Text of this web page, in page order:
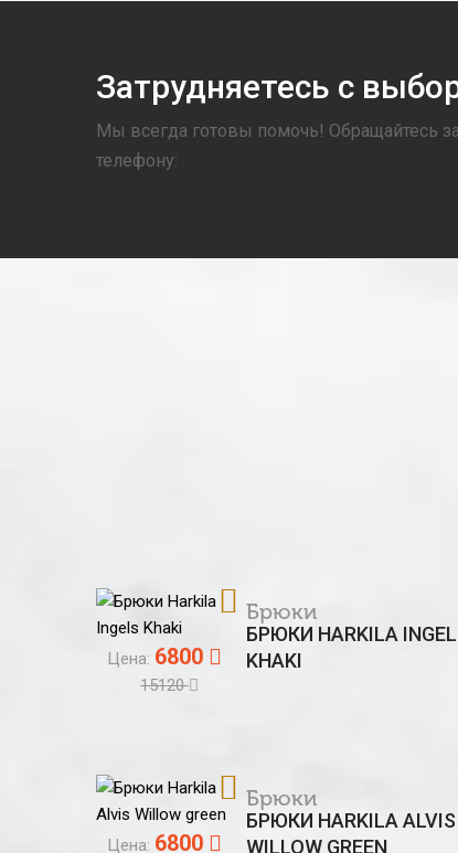
Затрудняетесь с
Мы всегда готовы помочь! Обращайтесь
телефону:
Цена: 6800
15120
Брюки
БРЮКИ HARKILA
KHAKI
Цена: 6800
Брюки
БРЮКИ HARKILA ALVIS
WILLOW GREEN